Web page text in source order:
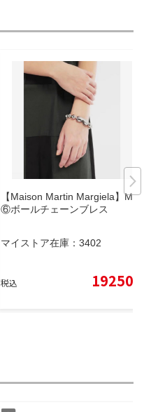
【Maison Martin Margiela】MM
⑥ボールチェーンブレス
マイストア在庫： 3402
税込 19250